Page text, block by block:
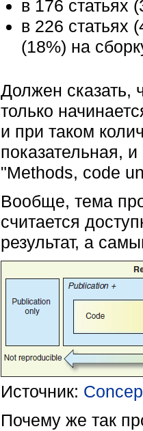
в 176 статьях
в 226 статьях
(18%) на
Должен сказать,
только
и при таком
показательная,
"Methods, code
Вообще, тема
считается
результат, а
Источник:
Почему же так